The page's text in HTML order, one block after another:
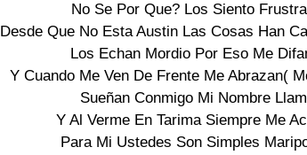
No Se Por Que? Los Siento
Desde Que No Esta Austin Las Cosas Han
Los Echan Mordio Por Eso Me
Y Cuando Me Ven De Frente Me Abrazan(
Sueñan Conmigo Mi Nombre
Y Al Verme En Tarima Siempre Me
Para Mi Ustedes Son Simples